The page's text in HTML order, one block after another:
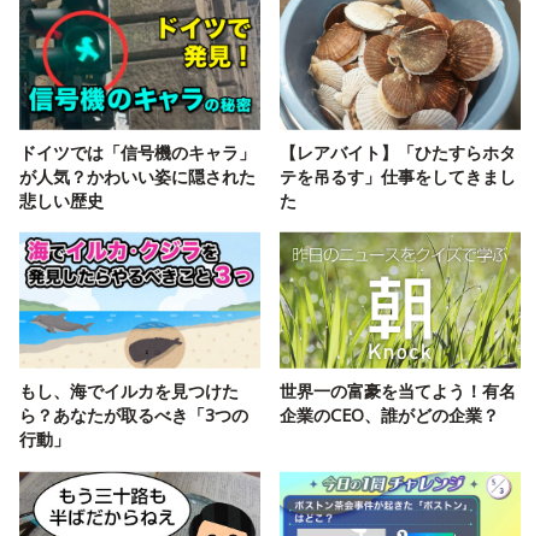
ドイツでは「信号機のキャラ」
が人気？かわいい姿に隠された
悲しい歴史
【レアバイト】「ひたすらホタ
テを吊るす」仕事をしてきまし
た
もし、海でイルカを見つけた
ら？あなたが取るべき「3つの
行動」
世界一の富豪を当てよう！有名
企業のCEO、誰がどの企業？